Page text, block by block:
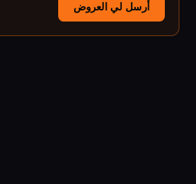
أرسل لي العروض